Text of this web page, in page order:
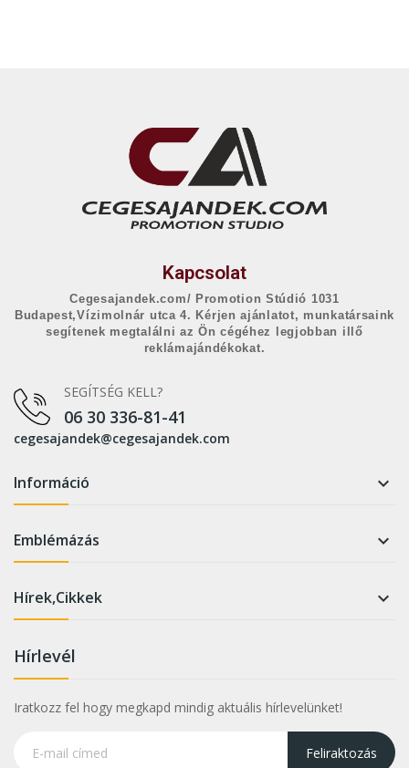
Kapcsolat
Cegesajandek.com/ Promotion Stúdió 1031
Budapest,Vízimolnár utca 4. Kérjen ajánlatot, munkatársaink
segítenek megtalálni az Ön cégéhez legjobban illő
reklámajándékokat.
SEGÍTSÉG KELL?
06 30 336-81-41
cegesajandek@cegesajandek.com
Információ 
Emblémázás 
Hírek,Cikkek 
Hírlevél
Iratkozz fel hogy megkapd mindig aktuális hírlevelünket!
Feliraktozás